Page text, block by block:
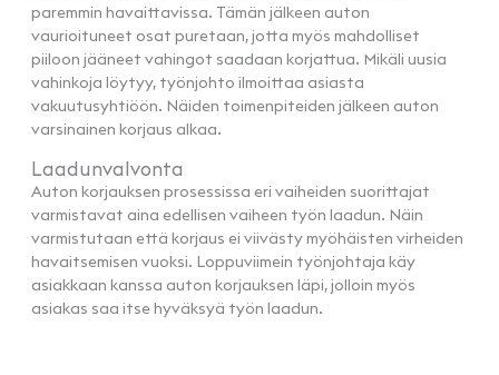
paremmin havaittavissa. Tämän jälkeen auton
vaurioituneet osat puretaan, jotta myös mahdolliset
piiloon jääneet vahingot saadaan korjattua. Mikäli uusia
vahinkoja löytyy, työnjohto ilmoittaa asiasta
vakuutusyhtiöön. Näiden toimenpiteiden jälkeen auton
varsinainen korjaus alkaa.
Laadunvalvonta
Auton korjauksen prosessissa eri vaiheiden suorittajat
varmistavat aina edellisen vaiheen työn laadun. Näin
varmistutaan että korjaus ei viivästy myöhäisten virheiden
havaitsemisen vuoksi. Loppuviimein työnjohtaja käy
asiakkaan kanssa auton korjauksen läpi, jolloin myös
asiakas saa itse hyväksyä työn laadun.